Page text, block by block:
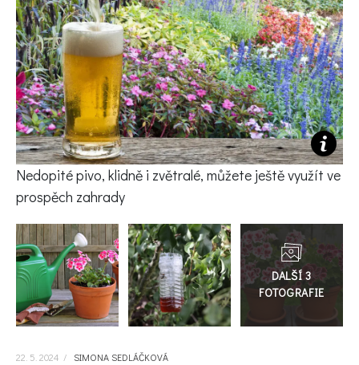
KVÍZY A TESTY
Nedopité pivo, klidně i zvětralé, můžete ještě využít ve
prospěch zahrady
Přejít
do
galerie
22. 5. 2024 / SIMONA SEDLÁČKOVÁ